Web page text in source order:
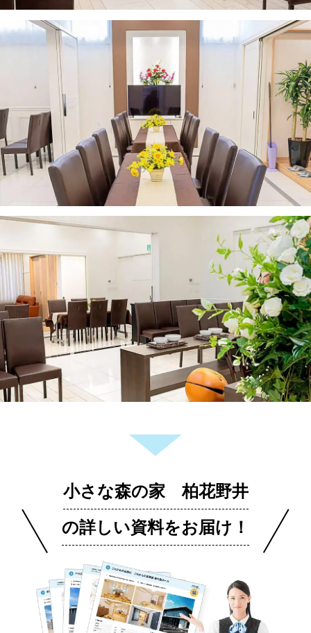
小さな森の家 柏花野井
の詳しい資料をお届け！